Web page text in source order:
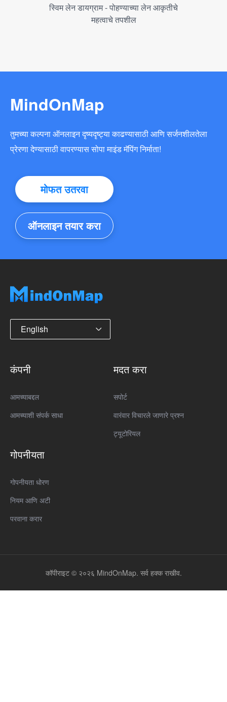
स्विम लेन डायग्राम - पोहण्याच्या लेन आकृतीचे
महत्वाचे तपशील
MindOnMap
तुमच्या कल्पना ऑनलाइन दृष्यदृष्ट्या काढण्यासाठी आणि सर्जनशीलतेला
प्रेरणा देण्यासाठी वापरण्यास सोपा माइंड मॅपिंग निर्माता!
मोफत उतरवा
ऑनलाइन तयार करा
English
कंपनी
आमच्याबद्दल
आमच्याशी संपर्क साधा
मदत करा
सपोर्ट
वारंवार विचारले जाणारे प्रश्न
ट्यूटोरियल
गोपनीयता
गोपनीयता धोरण
नियम आणि अटी
परवाना करार
कॉपीराइट © २०२६ MindOnMap. सर्व हक्क राखीव.